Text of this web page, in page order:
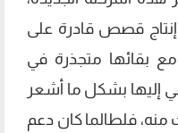
قصص قادرة على
بقائها متجذرة في
إليها بشكل ما أشعر
منه، فلطالما كان دعم